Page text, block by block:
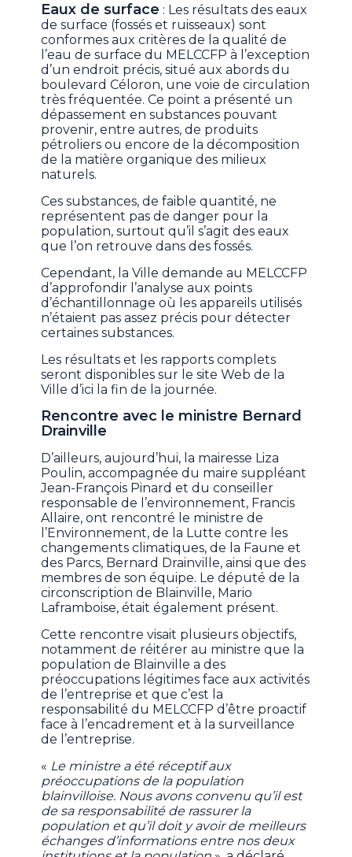
Eaux de surface : Les résultats des eaux
de surface (fossés et ruisseaux) sont
conformes aux critères de la qualité de
l’eau de surface du MELCCFP à l’exception
d’un endroit précis, situé aux abords du
boulevard Céloron, une voie de circulation
très fréquentée. Ce point a présenté un
dépassement en substances pouvant
provenir, entre autres, de produits
pétroliers ou encore de la décomposition
de la matière organique des milieux
naturels.
Ces substances, de faible quantité, ne
représentent pas de danger pour la
population, surtout qu’il s’agit des eaux
que l’on retrouve dans des fossés.
Cependant, la Ville demande au MELCCFP
d’approfondir l’analyse aux points
d’échantillonnage où les appareils utilisés
n’étaient pas assez précis pour détecter
certaines substances.
Les résultats et les rapports complets
seront disponibles sur le site Web de la
Ville d’ici la fin de la journée.
Rencontre avec le ministre Bernard
Drainville
D’ailleurs, aujourd’hui, la mairesse Liza
Poulin, accompagnée du maire suppléant
Jean-François Pinard et du conseiller
responsable de l’environnement, Francis
Allaire, ont rencontré le ministre de
l’Environnement, de la Lutte contre les
changements climatiques, de la Faune et
des Parcs, Bernard Drainville, ainsi que des
membres de son équipe. Le député de la
circonscription de Blainville, Mario
Laframboise, était également présent.
Cette rencontre visait plusieurs objectifs,
notamment de réitérer au ministre que la
population de Blainville a des
préoccupations légitimes face aux activités
de l’entreprise et que c’est la
responsabilité du MELCCFP d’être proactif
face à l’encadrement et à la surveillance
de l’entreprise.
« Le ministre a été réceptif aux
préoccupations de la population
blainvilloise. Nous avons convenu qu’il est
de sa responsabilité de rassurer la
population et qu’il doit y avoir de meilleurs
échanges d’informations entre nos deux